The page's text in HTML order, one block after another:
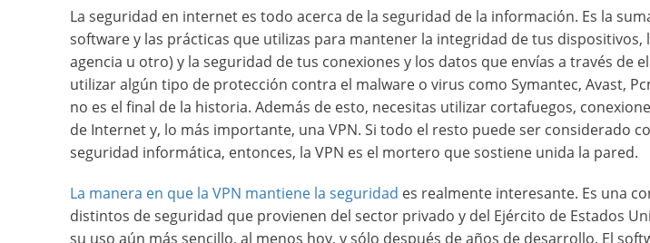
La seguridad en internet es todo acerca de la seguridad de la información. Es la
software y las prácticas que utilizas para mantener la integridad de tus dispositivos,
agencia u otro) y la seguridad de tus conexiones y los datos que envías a través de
utilizar algún tipo de protección contra el malware o virus como Symantec, Avast,
no es el final de la historia. Además de esto, necesitas utilizar cortafuegos,
de Internet y, lo más importante, una VPN. Si todo el resto puede ser considerado
seguridad informática, entonces, la VPN es el mortero que sostiene unida la pared.
La manera en que la VPN mantiene la seguridad es realmente interesante. Es una
distintos de seguridad que provienen del sector privado y del Ejército de Estados
su uso aún más sencillo, al menos hoy, y sólo después de años de desarrollo. El